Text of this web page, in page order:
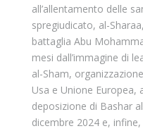
all’allentamento delle
spregiudicato, al-
battaglia Abu
mesi dall’immagine di
al-Sham,
Usa e Unione Europea,
deposizione di Bashar
dicembre 2024 e,